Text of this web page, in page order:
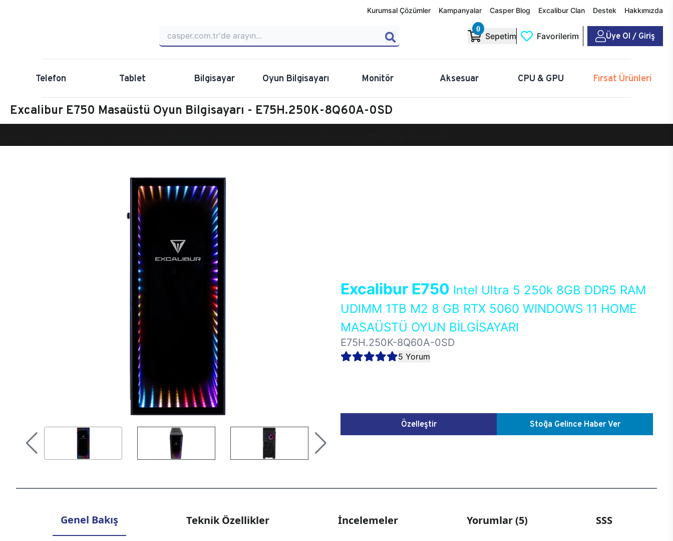
Kurumsal Çözümler Kampanyalar Casper Blog Excalibur Clan Destek Hakkımızda
0
Sepetim Favorilerim Üye Ol / Giriş
Telefon Tablet Bilgisayar Oyun Bilgisayarı Monitör Aksesuar CPU & GPU Fırsat Ürünleri
Excalibur E750 Masaüstü Oyun Bilgisayarı - E75H.250K-8Q60A-0SD
Excalibur E750 Intel Ultra 5 250k 8GB DDR5 RAM
UDIMM 1TB M2 8 GB RTX 5060 WINDOWS 11 HOME
MASAÜSTÜ OYUN BİLGİSAYARI
E75H.250K-8Q60A-0SD
5 Yorum
Özelleştir Stoğa Gelince Haber Ver
Genel Bakış Teknik Özellikler İncelemeler Yorumlar (5) SSS